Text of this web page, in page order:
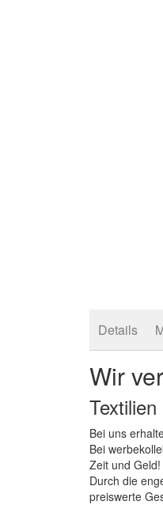
Details
Wir
Bei uns
Bei
Zeit und Geld!
Durch die
preiswerte